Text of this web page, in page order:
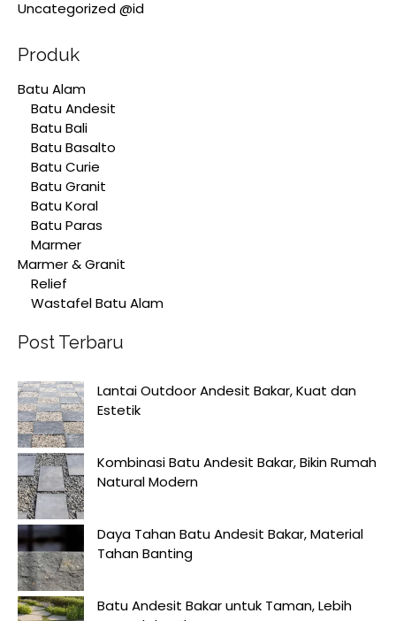
Uncategorized @id
Produk
Batu Alam
Batu Andesit
Batu Bali
Batu Basalto
Batu Curie
Batu Granit
Batu Koral
Batu Paras
Marmer
Marmer & Granit
Relief
Wastafel Batu Alam
Post Terbaru
Lantai Outdoor Andesit Bakar, Kuat dan
Estetik
Kombinasi Batu Andesit Bakar, Bikin Rumah
Natural Modern
Daya Tahan Batu Andesit Bakar, Material
Tahan Banting
Batu Andesit Bakar untuk Taman, Lebih